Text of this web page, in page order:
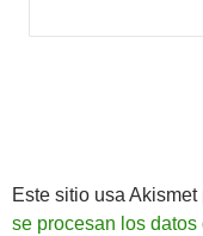
Este sitio usa
se procesan los datos